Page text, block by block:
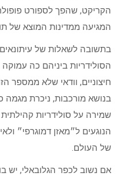
הקריקט, שהפך לספורט
המגיעה ממדינות המוצא של
בתשובה לשאלות של
הסולידריות ביניהם כה
חיצוניים, וודאי שלא ממספר
בנושא מורכבות, ניכרת מגמה
שמירה על סולידריות
הנוגעים ל״מאזן דמוגרפי״
של העולם.
אם נשוב לכפר הגלובאלי, יש